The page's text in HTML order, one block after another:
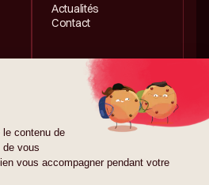
Actualités
Contact
Informations légales
Politique de
Politique de cookies